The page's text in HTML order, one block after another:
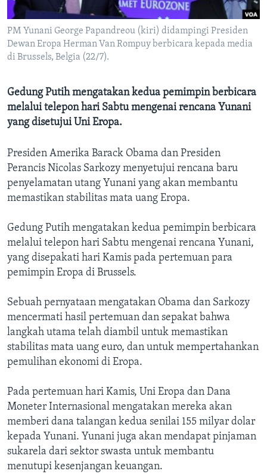
PM Yunani George Papandreou (kiri) didampingi Presiden
Dewan Eropa Herman Van Rompuy berbicara kepada media
di Brussels, Belgia (22/7).
Gedung Putih mengatakan kedua pemimpin berbicara
melalui telepon hari Sabtu mengenai rencana Yunani
yang disetujui Uni Eropa.
Presiden Amerika Barack Obama dan Presiden
Perancis Nicolas Sarkozy menyetujui rencana baru
penyelamatan utang Yunani yang akan membantu
memastikan stabilitas mata uang Eropa.
Gedung Putih mengatakan kedua pemimpin berbicara
melalui telepon hari Sabtu mengenai rencana Yunani,
yang disepakati hari Kamis pada pertemuan para
pemimpin Eropa di Brussels.
Sebuah pernyataan mengatakan Obama dan Sarkozy
mencermati hasil pertemuan dan sepakat bahwa
langkah utama telah diambil untuk memastikan
stabilitas mata uang euro, dan untuk mempertahankan
pemulihan ekonomi di Eropa.
Pada pertemuan hari Kamis, Uni Eropa dan Dana
Moneter Internasional mengatakan mereka akan
memberi dana talangan kedua senilai 155 milyar dolar
kepada Yunani. Yunani juga akan mendapat pinjaman
sukarela dari sektor swasta untuk membantu
menutupi kesenjangan keuangan.